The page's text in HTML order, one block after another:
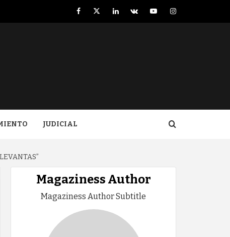
FacebookTwitterLinkedIn
VK YouTubeInstagram
JUDICIAL
Magaziness Author
Magaziness Author Subtitle